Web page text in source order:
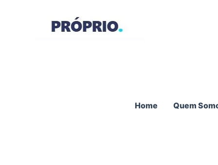
Home Quem